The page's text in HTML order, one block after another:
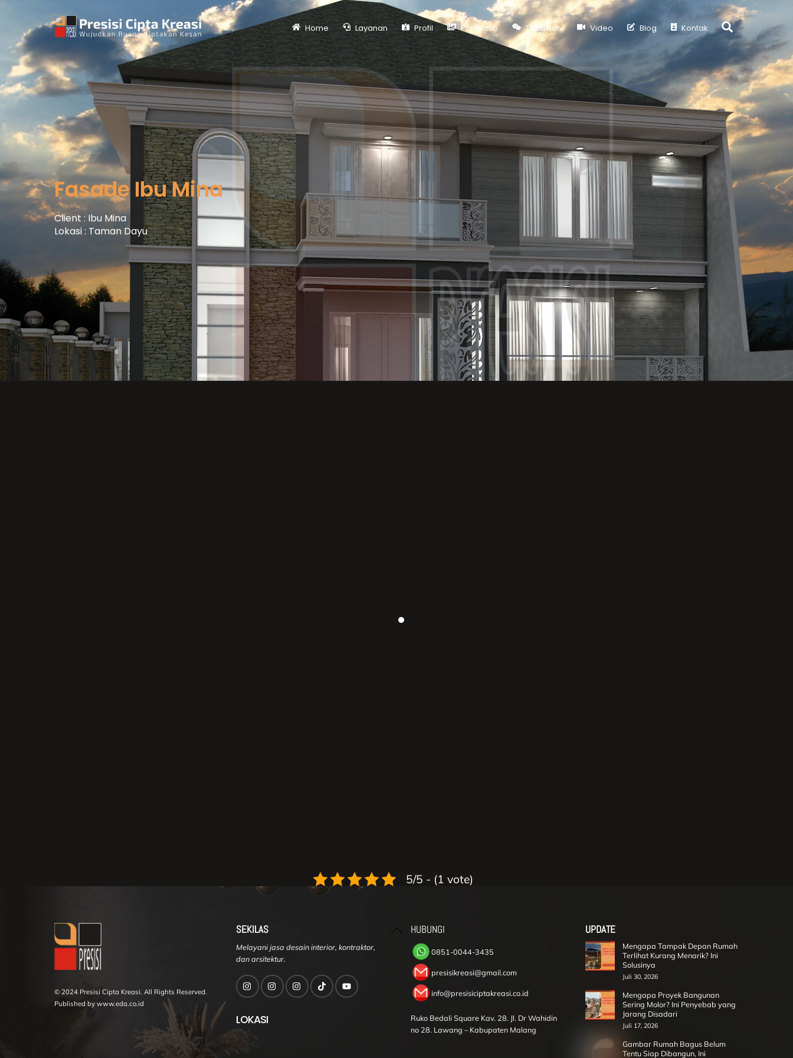
content
Search
Home Layanan Profil Portofolio Testimoni Video Blog Kontak
Fasade Ibu Mina
Client : Ibu Mina
Lokasi : Taman Dayu
5/5 - (1 vote)
Back
© 2024 Presisi Cipta Kreasi. All Rights Reserved.
Published by www.eda.co.id
SEKILAS
Melayani jasa desain interior, kontraktor,
dan arsitektur.
LOKASI
HUBUNGI
0851-0044-3435
presisikreasi@gmail.com
info@presisiciptakreasi.co.id
Ruko Bedali Square Kav. 28. Jl. Dr Wahidin
no 28. Lawang – Kabupaten Malang
UPDATE
Mengapa Tampak Depan Rumah
Terlihat Kurang Menarik? Ini
Solusinya
Juli 30, 2026
Mengapa Proyek Bangunan
Sering Molor? Ini Penyebab yang
Jarang Disadari
Juli 17, 2026
Gambar Rumah Bagus Belum
Tentu Siap Dibangun, Ini